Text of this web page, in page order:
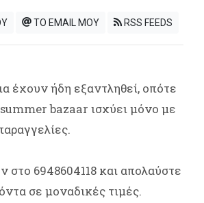
ΤΟ EMAIL ΜΟΥ RSS FEEDS
έχουν ήδη εξαντληθεί, οπότε
bazaar ισχύει μόνο με
στο 6948604118 και απολαύστε
σε μοναδικές τιμές.